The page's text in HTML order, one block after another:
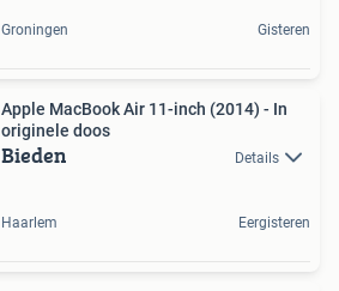
Groningen Gisteren
Apple MacBook Air 11-inch (2014) - In
originele doos
Bieden Details
Haarlem Eergisteren